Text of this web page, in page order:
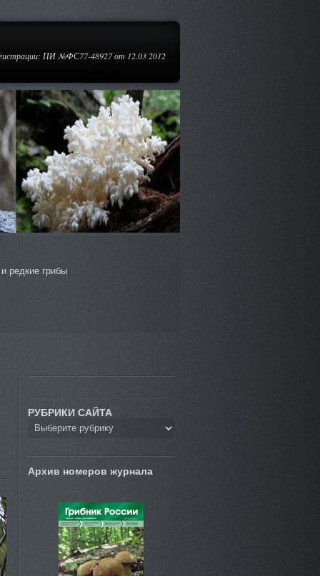
ПИ №ФС77-48927 от 12.03 2012
редкие грибы
РУБРИКИ САЙТА
Архив номеров журнала